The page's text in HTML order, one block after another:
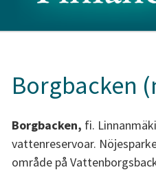
Borgbacken
Borgbacken, fi.
vattenreservoar.
område på